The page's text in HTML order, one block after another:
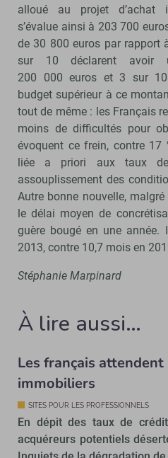
alloué au projet d’achat
s’évalue ainsi à 203 700
de 30 800 euros par rapport
sur 10 déclarent avoir
200 000 euros et 3 sur 10
budget supérieur à ce
tout de même : les Français
moins de difficultés pour
évoquent ce frein, contre 17
liée a priori aux taux
assouplissement des
Autre bonne nouvelle,
le délai moyen de
guère bougé en une année.
2013, contre 10,7 mois en
Stéphanie Marpinard
À lire aussi…
Les français
immobiliers
SITES POUR LES PROFESSIONNELS
En dépit des taux de
acquéreurs potentiels